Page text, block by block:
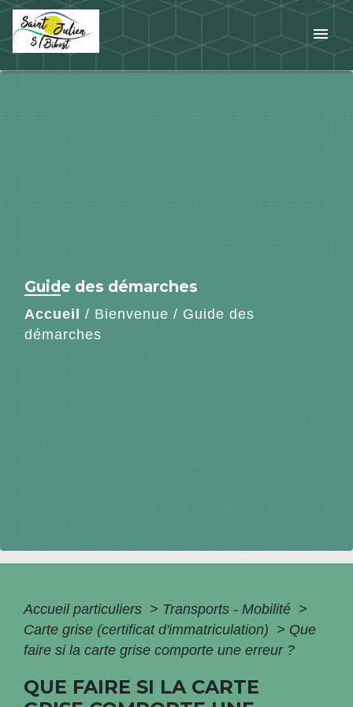
menu
Guide des démarches
Accueil / Bienvenue / Guide des
démarches
Accueil particuliers > Transports - Mobilité >
Carte grise (certificat d'immatriculation) > Que
faire si la carte grise comporte une erreur ?
QUE FAIRE SI LA CARTE